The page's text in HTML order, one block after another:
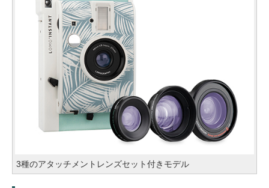
3種のアタッチメントレンズセット付きモデル